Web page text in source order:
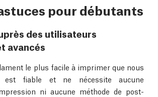
pour débutants
des utilisateurs
avancés
le plus facile à imprimer que nous
est fiable et ne nécessite aucune
ni aucune méthode de post-